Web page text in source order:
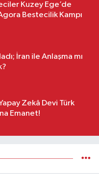
Kuzey Ege’de
Bestecilik Kampı
İran ile Anlaşma mı
Zekâ Devi Türk
Emanet!